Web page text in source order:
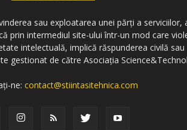
sau exploatarea unei părți a
prin intermediul site-ului într-un mod care
intelectuală, implică răspunderea civilă
gestionat de către Asociația
ne:contact@stiintasitehnica.com